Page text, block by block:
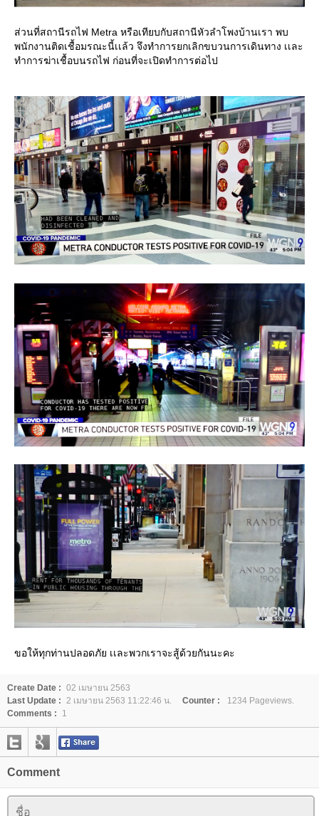
ส่วนที่สถานีรถไฟ Metra หรือเทียบกับสถานีหัวลำโพงบ้านเรา พบ
พนักงานติดเชื้อมรณะนี้เเล้ว จึงทำการยกเลิกขบวนการเดินทาง เเละ
ทำการฆ่าเชื้อบนรถไฟ ก่อนที่จะเปิดทำการต่อไป
ขอให้ทุกท่านปลอดภัย เเละพวกเราจะสู้ด้วยกันนะคะ
Create Date : 02 เมษายน 2563
Last Update :
2 เมษายน 2563 11:22:46 น. Counter :
1234 Pageviews.
Comments :
1
Comment